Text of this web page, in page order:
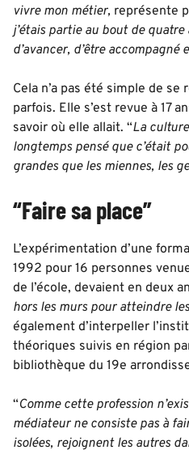
vivre mon métier, représente
j’étais partie au bout de quatre
d’avancer, d’être
Cela n’a pas été simple de
parfois. Elle s’est revue à 17
savoir où elle allait. “La
longtemps pensé que c’était
grandes que les miennes, les
“Faire sa place”
L’expérimentation d’une
1992 pour 16 personnes
de l’école, devaient en deux
hors les murs pour atteindre
également d’interpeller
théoriques suivis en région
bibliothèque du 19e
“Comme cette profession
médiateur ne consiste pas à
isolées, rejoignent les autres